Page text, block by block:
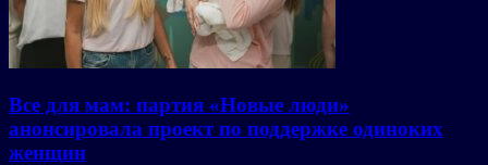
Все для мам: партия «Новые люди»
анонсировала проект по поддержке одиноких
женщин